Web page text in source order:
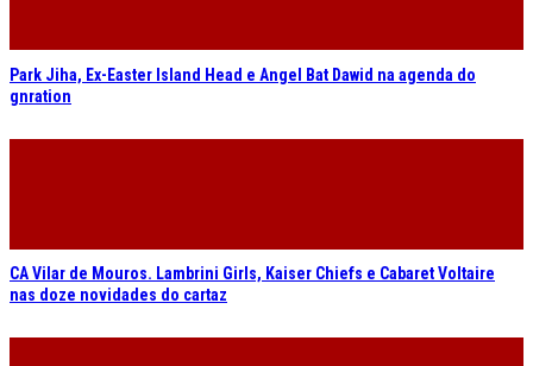
Park Jiha, Ex-Easter Island Head e Angel Bat Dawid na agenda do
gnration
CA Vilar de Mouros. Lambrini Girls, Kaiser Chiefs e Cabaret Voltaire
nas doze novidades do cartaz